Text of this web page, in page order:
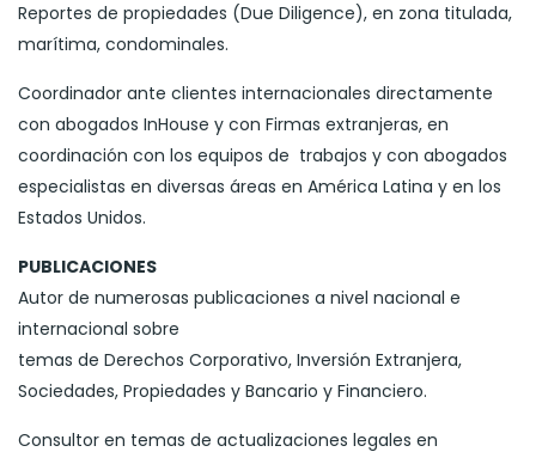
Reportes de propiedades (Due Diligence), en zona titulada,
marítima, condominales.
Coordinador ante clientes internacionales directamente
con abogados InHouse y con Firmas extranjeras, en
coordinación con los equipos de trabajos y con abogados
especialistas en diversas áreas en América Latina y en los
Estados Unidos.
PUBLICACIONES
Autor de numerosas publicaciones a nivel nacional e
internacional sobre
temas de Derechos Corporativo, Inversión Extranjera,
Sociedades, Propiedades y Bancario y Financiero.
Consultor en temas de actualizaciones legales en